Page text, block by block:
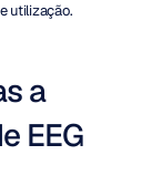
utilização.
a
EEG